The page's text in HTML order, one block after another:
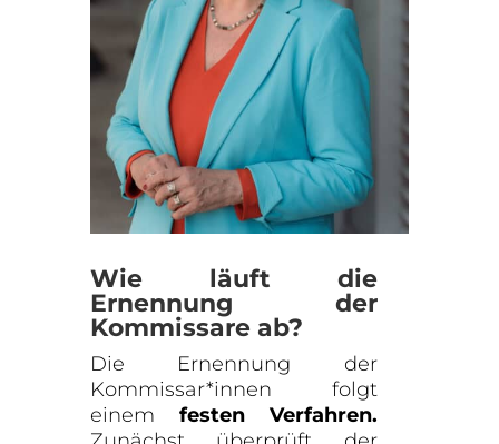
Wie läuft die
Ernennung der
Kommissare ab?
Die Ernennung der
Kommissar*innen folgt
einem festen Verfahren.